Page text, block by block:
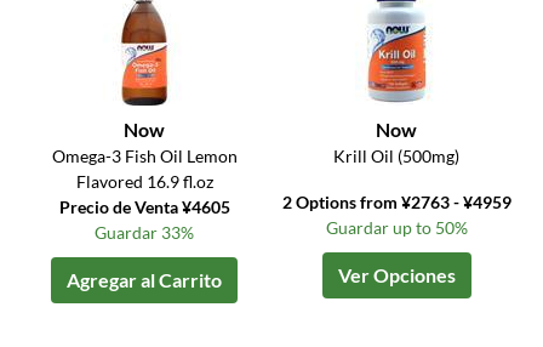
Now
Omega-3 Fish Oil Lemon
Flavored 16.9 fl.oz
Precio de Venta ¥4605
Guardar 33%
Agregar al Carrito
Now
Krill Oil (500mg)
2 Options from ¥2763 - ¥4959
Guardar up to 50%
Ver Opciones